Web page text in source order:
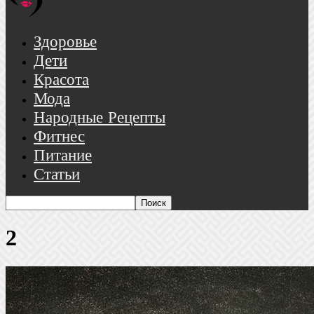
Здоровье
Дети
Красота
Мода
Народные Рецепты
Фитнес
Питание
Статьи
2